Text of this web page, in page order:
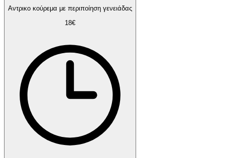
Αντρικο κούρεμα με περιποίηση γενειάδας
18€